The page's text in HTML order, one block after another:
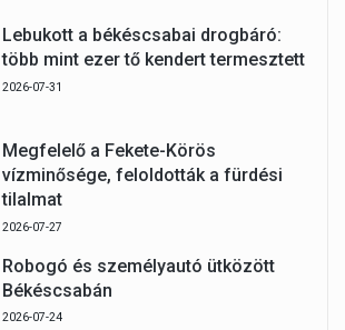
Lebukott a békéscsabai drogbáró:
több mint ezer tő kendert termesztett
2026-07-31
Megfelelő a Fekete-Körös
vízminősége, feloldották a fürdési
tilalmat
2026-07-27
Robogó és személyautó ütközött
Békéscsabán
2026-07-24